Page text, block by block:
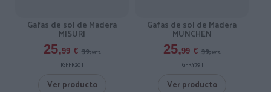
Gafas de sol de Madera
MISURI
25,99 € 39,99 €
[GFFR20 ]
Ver producto
Gafas de sol de Madera
MUNCHEN
25,99 € 39,99 €
[GFRY79 ]
Ver producto